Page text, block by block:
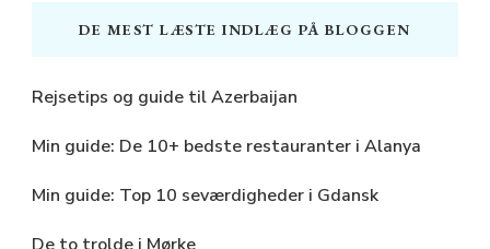
DE MEST LÆSTE INDLÆG PÅ BLOGGEN
Rejsetips og guide til Azerbaijan
Min guide: De 10+ bedste restauranter i Alanya
Min guide: Top 10 seværdigheder i Gdansk